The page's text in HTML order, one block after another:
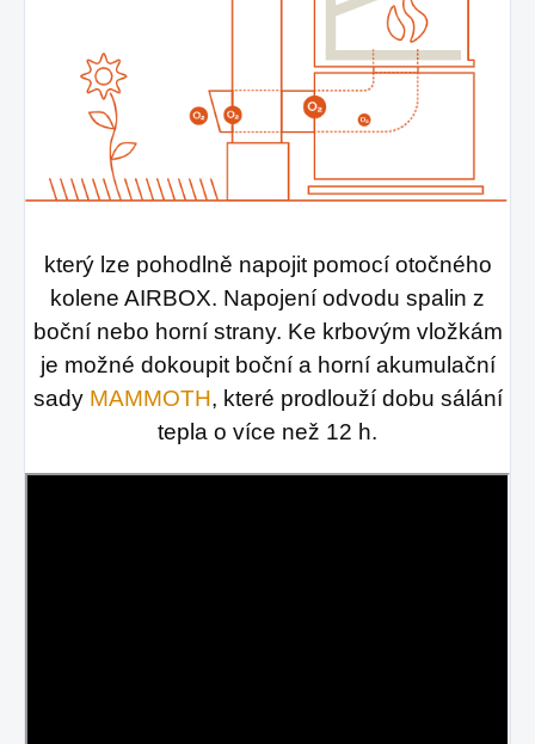
který lze pohodlně napojit pomocí otočného
kolene AIRBOX. Napojení odvodu spalin z
boční nebo horní strany. Ke krbovým vložkám
je možné dokoupit boční a horní akumulační
sady MAMMOTH, které prodlouží dobu sálání
tepla o více než 12 h.